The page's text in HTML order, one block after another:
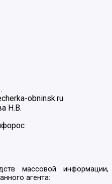
obninsk.ru
Н.В.
массовой информации,
агента: